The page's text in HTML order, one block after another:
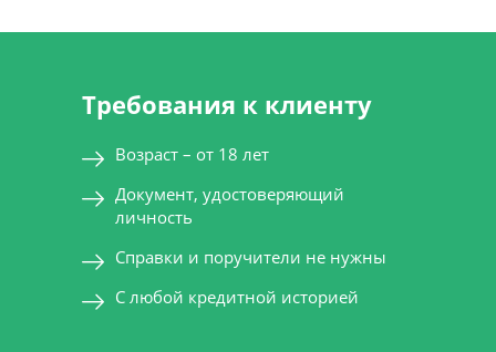
Требования к клиенту
Возраст – от 18 лет
Документ, удостоверяющий
личность
Справки и поручители не нужны
С любой кредитной историей